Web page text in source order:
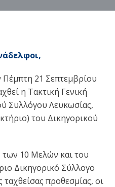
Πέμπτη 21 Σεπτεμβρίου
η Τακτική Γενική
Συλλόγου Λευκωσίας,
του Δικηγορικού
των 10 Μελών και του
Δικηγορικό Σύλλογο
προθεσμίας, οι